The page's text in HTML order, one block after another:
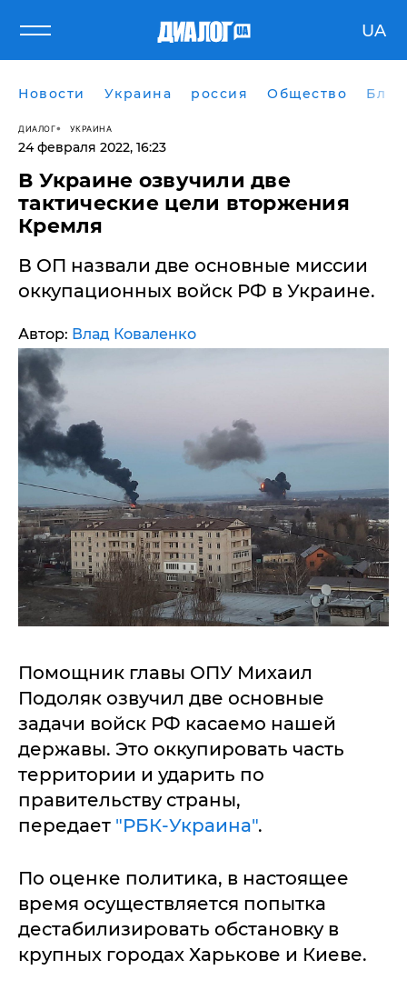
UA
Новости Украина россия Общество
ДИАЛОГ УКРАИНА
24 февраля 2022, 16:23
В Украине озвучили две
тактические цели вторжения
Кремля
В ОП назвали две основные миссии
оккупационных войск РФ в Украине.
Автор: Влад Коваленко
Помощник главы ОПУ Михаил
Подоляк озвучил две основные
задачи войск РФ касаемо нашей
державы. Это оккупировать часть
территории и ударить по
правительству страны,
передает "РБК-Украина".
По оценке политика, в настоящее
время осуществляется попытка
дестабилизировать обстановку в
крупных городах Харькове и Киеве.